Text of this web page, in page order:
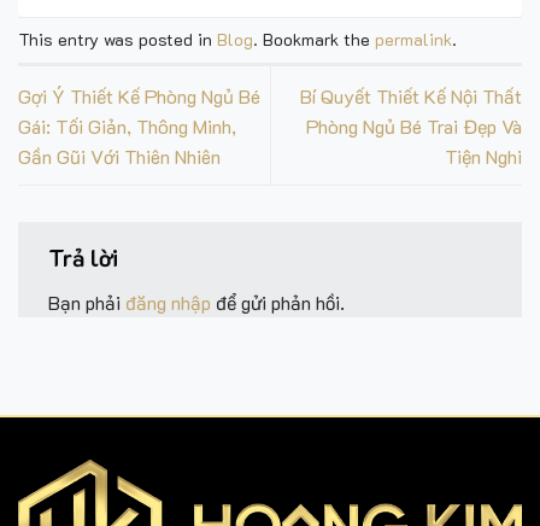
This entry was posted in Blog. Bookmark the permalink.
Gợi Ý Thiết Kế Phòng Ngủ Bé
Gái: Tối Giản, Thông Minh,
Gần Gũi Với Thiên Nhiên
Bí Quyết Thiết Kế Nội Thất
Phòng Ngủ Bé Trai Đẹp Và
Tiện Nghi
Trả lời
Bạn phải đăng nhập để gửi phản hồi.